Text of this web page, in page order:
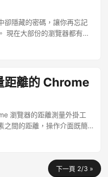
卻隱藏的密碼，讓你再忘記
現在大部份的瀏覽器都有儲
方便了，讓人不需要自己
了，而在原本的瀏覽器中
不到實際的密碼是什麼，最
...
離的 Chrome
瀏覽器的距離測量外掛工
之間的距離，操作介面既簡
需要測量網頁中各種元素之
可以讓您快速量測瀏覽器上任
下一頁 2/3 »